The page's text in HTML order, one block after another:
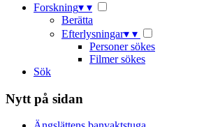
Forskning▾ ▾
Berätta
Efterlysningar▾ ▾
Personer sökes
Filmer sökes
Sök
Nytt på sidan